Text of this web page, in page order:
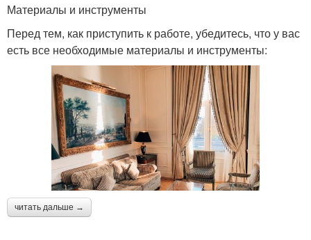
Материалы и инструменты
Перед тем, как приступить к работе, убедитесь, что у вас
есть все необходимые материалы и инструменты:
читать дальше →